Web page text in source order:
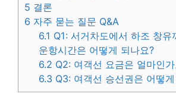
5 결론
6 자주 묻는 질문 Q&A
6.1 Q1: 서거차도에서 하조 창유
운항시간은 어떻게 되나요?
6.2 Q2: 여객선 요금은 얼마인
6.3 Q3: 여객선 승선권은 어떻